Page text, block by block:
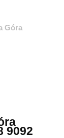
Góra
9092